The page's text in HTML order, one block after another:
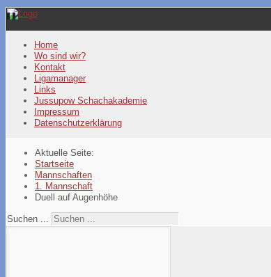
Home
Wo sind wir?
Kontakt
Ligamanager
Links
Jussupow Schachakademie
Impressum
Datenschutzerklärung
Aktuelle Seite:
Startseite
Mannschaften
1. Mannschaft
Duell auf Augenhöhe
Suchen ...
Year
Month
Year
Month